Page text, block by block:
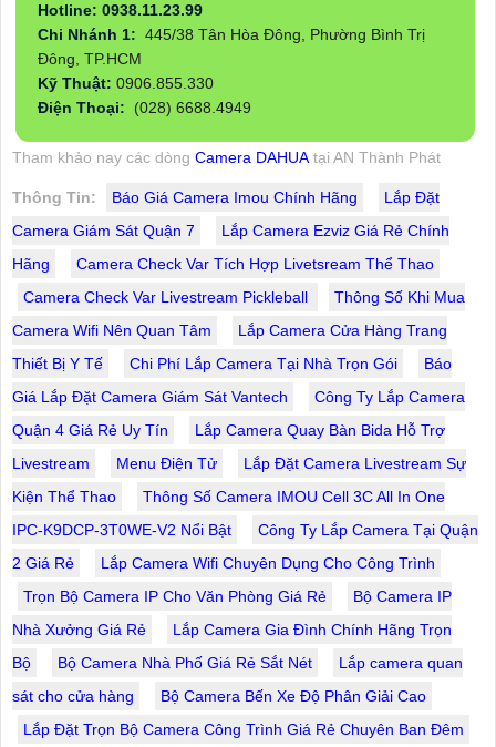
Hotline: 0938.11.23.99
Chi Nhánh 1: 445/38 Tân Hòa Đông, Phường Bình Trị
Đông, TP.HCM
Kỹ Thuật: 0906.855.330
Điện Thoại:
(028) 6688.4949
Tham khảo nay các dòng Camera DAHUAtại AN Thành Phát
Thông Tin: Báo Giá Camera Imou Chính Hãng
Lắp Đặt
Camera Giám Sát Quận 7
Lắp Camera Ezviz Giá Rẻ Chính
Hãng
Camera Check Var Tích Hợp Livetsream Thể Thao
Camera Check Var Livestream Pickleball
Thông Số Khi Mua
Camera Wifi Nên Quan Tâm
Lắp Camera Cửa Hàng Trang
Thiết Bị Y Tế
Chi Phí Lắp Camera Tại Nhà Trọn Gói
Báo
Giá Lắp Đặt Camera Giám Sát Vantech
Công Ty Lắp Camera
Quận 4 Giá Rẻ Uy Tín
Lắp Camera Quay Bàn Bida Hỗ Trợ
Livestream
Menu Điện Tử
Lắp Đặt Camera Livestream Sự
Kiện Thể Thao
Thông Số Camera IMOU Cell 3C All In One
IPC-K9DCP-3T0WE-V2 Nổi Bật
Công Ty Lắp Camera Tại Quận
2 Giá Rẻ
Lắp Camera Wifi Chuyên Dụng Cho Công Trình
Trọn Bộ Camera IP Cho Văn Phòng Giá Rẻ
Bộ Camera IP
Nhà Xưởng Giá Rẻ
Lắp Camera Gia Đình Chính Hãng Trọn
Bộ
Bộ Camera Nhà Phố Giá Rẻ Sắt Nét
Lắp camera quan
sát cho cửa hàng
Bộ Camera Bến Xe Độ Phân Giải Cao
Lắp Đặt Trọn Bộ Camera Công Trình Giá Rẻ Chuyên Ban Đêm